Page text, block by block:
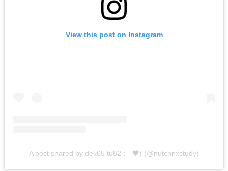
View this post on Instagram
A post shared by dek65 tu82 :—🧡) (@nutchnxstudy)